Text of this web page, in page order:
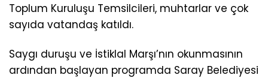
Toplum Kuruluşu Temsilcileri, muhtarlar ve çok
sayıda vatandaş katıldı.
Saygı duruşu ve İstiklal Marşı’nın okunmasının
ardından başlayan programda Saray Belediyesi